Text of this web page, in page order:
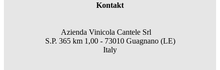
Kontakt
Azienda Vinicola Cantele Srl
S.P. 365 km 1,00 - 73010 Guagnano (LE)
Italy